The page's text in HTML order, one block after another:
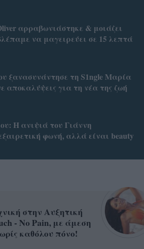
αρραβωνιάστηκε & μοιάζει
να μαγειρεύει σε 15 λεπτά
ξανασυνάντησε τη S1ngle Μαρία
αποκαλύψεις για τη νέα της ζωή
Η ανιψιά του Γιάννη
φωνή, αλλά είναι beauty
στην Αυξητική
- No Pain, με άμεση
καθόλου πόνο!